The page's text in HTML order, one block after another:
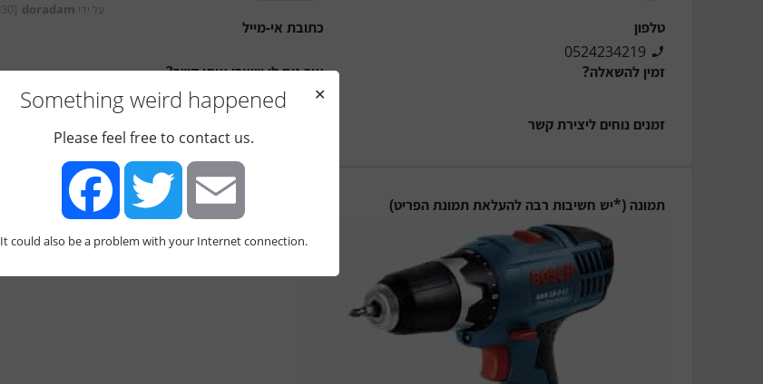
על ידי doradam
[2,330]
טלפון
0524234219
כתובת אי-מייל
זמין להשאלה?
איך נוח לי שיצרו איתי קשר?
טלפון - הודעות בלבד
זמנים נוחים ליצירת קשר
תמונה (*יש חשיבות רבה להעלאת תמונת הפריט)
Something weird happened ✕
Please feel free to contact us.
FacebookTwitter Email
It could also be a problem with your Internet connection.